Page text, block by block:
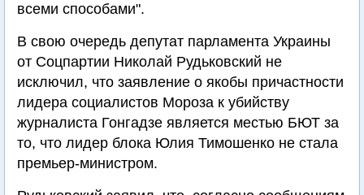
всеми способами".
В свою очередь депутат парламента Украины
от Соцпартии Николай Рудьковский не
исключил, что заявление о якобы причастности
лидера социалистов Мороза к убийству
журналиста Гонгадзе является местью БЮТ за
то, что лидер блока Юлия Тимошенко не стала
премьер-министром.